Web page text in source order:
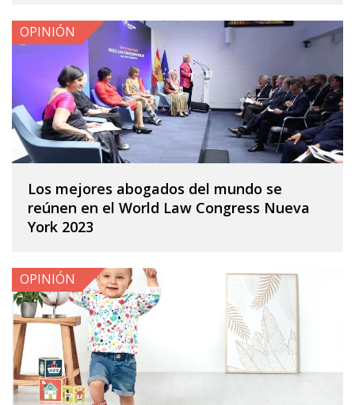
Los mejores abogados del mundo se
reúnen en el World Law Congress Nueva
York 2023
OPINIÓN
OPINIÓN